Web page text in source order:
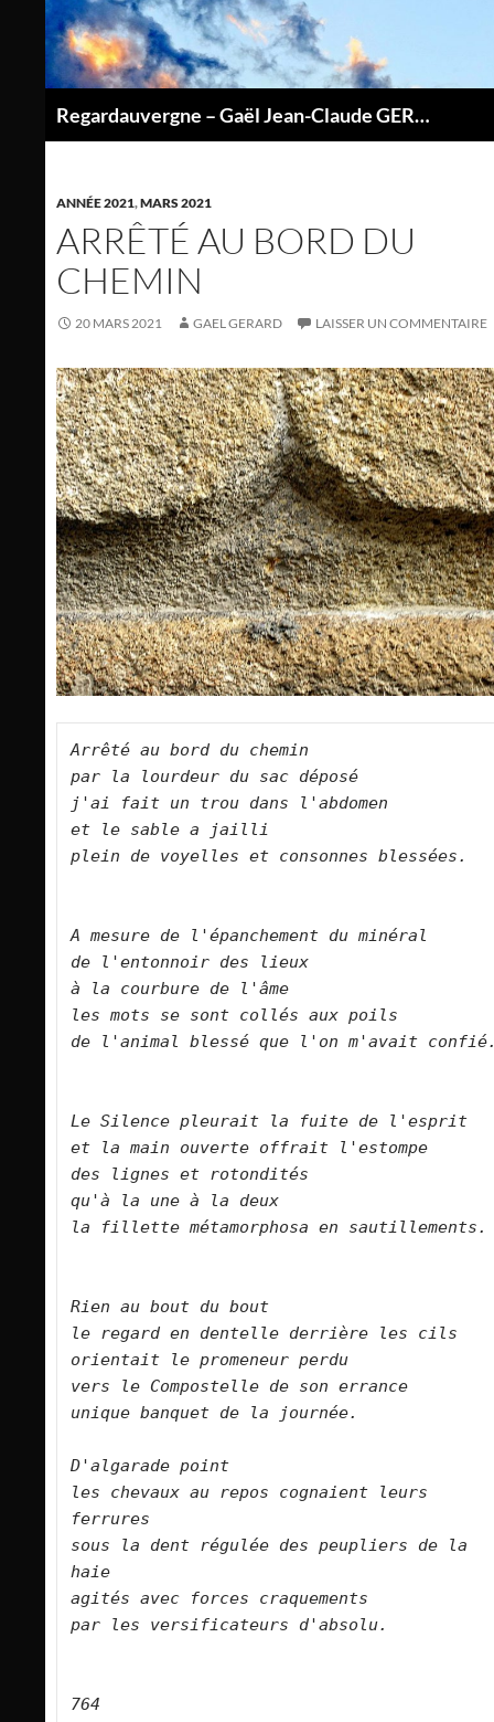
contenu
Regardauvergne – Gaël Jean-Claude GERARD
ANNÉE 2021,MARS 2021
ARRÊTÉ AU BORD DU
CHEMIN
20 MARS 2021 GAEL GERARD LAISSER UN COMMENTAIRE
Arrêté au bord du chemin
par la lourdeur du sac déposé
j'ai fait un trou dans l'abdomen
et le sable a jailli
plein de voyelles et consonnes
A mesure de l'épanchement du minéral
de l'entonnoir des lieux
à la courbure de l'âme
les mots se sont collés aux poils
de l'animal blessé que l'on m'avait
Le Silence pleurait la fuite de
et la main ouverte offrait l'estompe
des lignes et rotondités
qu'à la une à la deux
la fillette métamorphosa en
Rien au bout du bout
le regard en dentelle derrière les
orientait le promeneur perdu
vers le Compostelle de son errance
unique banquet de la journée.
D'algarade point
les chevaux au repos cognaient leurs
ferrures
sous la dent régulée des peupliers de la
haie
agités avec forces craquements
par les versificateurs d'absolu.
764